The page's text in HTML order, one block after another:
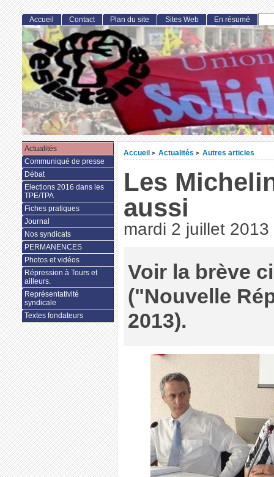
Accueil > Actualités > Autres articles
Les
aussi
mardi 2 juillet 2013
Voir la brève
("Nouvelle
2013).
Accueil Contact Plan du site Sites Web En résumé
Actualités
Communiqué de presse
Débat
Elections 2016 dans les
TPE/TPA
Fiches pratiques
Journal
Nos syndicats
PERMANENCES
Photos et vidéos
Répression à Tours et
ailleurs.
Représentativité
syndicale
Textes fondateurs